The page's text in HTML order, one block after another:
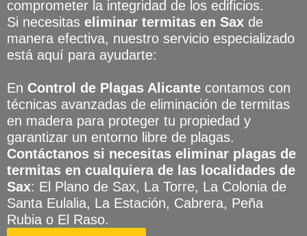
comprometer la integridad de los edificios.
Si necesitas eliminar termitas en Sax de
manera efectiva, nuestro servicio especializado
está aquí para ayudarte:
En Control de Plagas Alicante contamos con
técnicas avanzadas de eliminación de termitas
en madera para proteger tu propiedad y
garantizar un entorno libre de plagas.
Contáctanos si necesitas eliminar plagas de
termitas en cualquiera de las localidades de
Sax: El Plano de Sax, La Torre, La Colonia de
Santa Eulalia, La Estación, Cabrera, Peña
Rubia o El Raso.